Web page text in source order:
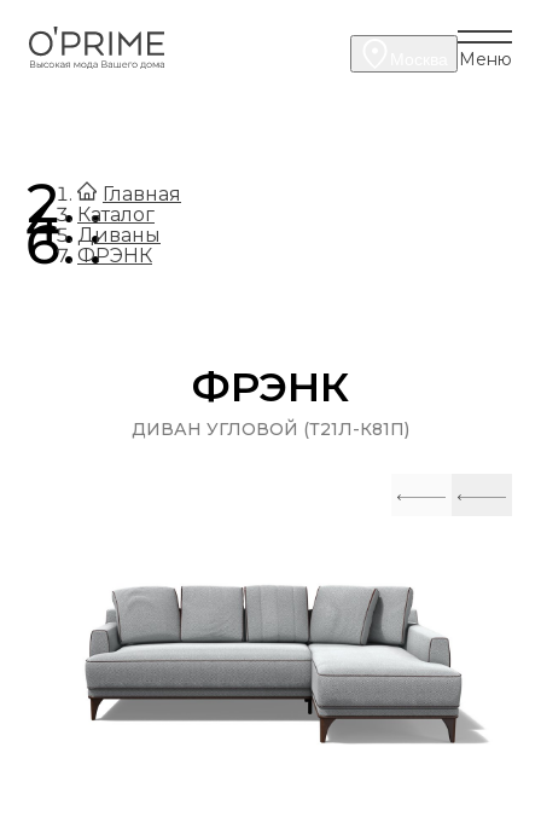
Меню
Главная
.
Каталог
.
Диваны
.
ФРЭНК
ФРЭНК
ДИВАН УГЛОВОЙ (Т21Л-К81П)